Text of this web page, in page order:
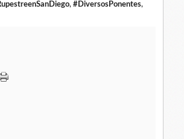
, #DiversosPonentes,